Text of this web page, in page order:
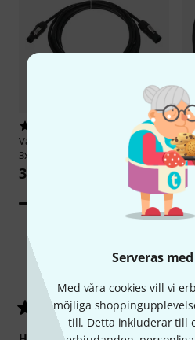
Serveras
Med våra cookies vill vi
möjliga
till. Detta inkluderar till
Varytec
3x1,5mm² 5,0m
333 kr
4
5/ 5